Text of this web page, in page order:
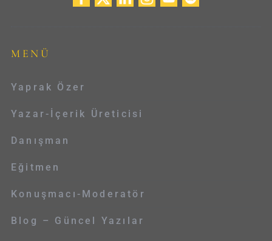
MENÜ
Yaprak Özer
Yazar-İçerik Üreticisi
Danışman
Eğitmen
Konuşmacı-Moderatör
Blog – Güncel Yazılar